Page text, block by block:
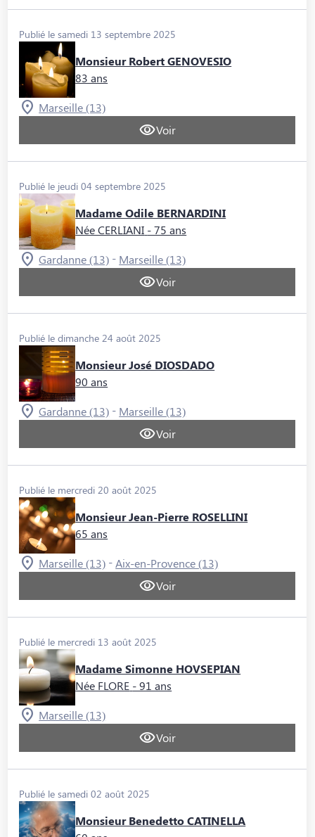
Publié le samedi 13 septembre 2025
Monsieur Robert GENOVESIO
83 ans
Marseille (13)
Voir
Publié le jeudi 04 septembre 2025
Madame Odile BERNARDINI
Née CERLIANI - 75 ans
Gardanne (13) - Marseille (13)
Voir
Publié le dimanche 24 août 2025
Monsieur José DIOSDADO
90 ans
Gardanne (13) - Marseille (13)
Voir
Publié le mercredi 20 août 2025
Monsieur Jean-Pierre ROSELLINI
65 ans
Marseille (13) - Aix-en-Provence (13)
Voir
Publié le mercredi 13 août 2025
Madame Simonne HOVSEPIAN
Née FLORE - 91 ans
Marseille (13)
Voir
Publié le samedi 02 août 2025
Monsieur Benedetto CATINELLA